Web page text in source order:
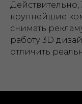
крупнейшие
снимать
работу 3D
отличить